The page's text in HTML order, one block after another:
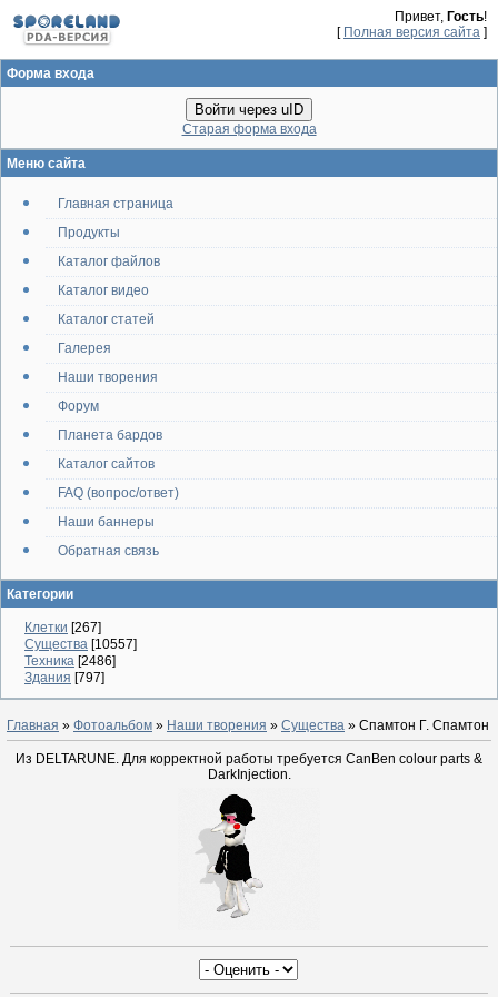
Привет, Гость!
[ Полная версия сайта ]
Форма входа
Войти через uID
Старая форма входа
Меню сайта
Главная страница
Продукты
Каталог файлов
Каталог видео
Каталог статей
Галерея
Наши творения
Форум
Планета бардов
Каталог сайтов
FAQ (вопрос/ответ)
Наши баннеры
Обратная связь
Категории
Клетки [267]
Существа [10557]
Техника [2486]
Здания [797]
Главная » Фотоальбом » Наши творения » Существа » Спамтон Г. Спамтон
Из DELTARUNE. Для корректной работы требуется CanBen colour parts &
DarkInjection.